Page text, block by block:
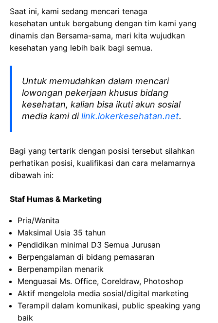
Saat ini, kami sedang mencari tenaga
kesehatan untuk bergabung dengan tim kami yang
dinamis dan Bersama-sama, mari kita wujudkan
kesehatan yang lebih baik bagi semua.
Untuk memudahkan dalam mencari
lowongan pekerjaan khusus bidang
kesehatan, kalian bisa ikuti akun sosial
media kami dilink.lokerkesehatan.net.
Bagi yang tertarik dengan posisi tersebut silahkan
perhatikan posisi, kualifikasi dan cara melamarnya
dibawah ini:
Staf Humas & Marketing
Pria/Wanita
Maksimal Usia 35 tahun
Pendidikan minimal D3 Semua Jurusan
Berpengalaman di bidang pemasaran
Berpenampilan menarik
Menguasai Ms. Office, Coreldraw, Photoshop
Aktif mengelola media sosial/digital marketing
Terampil dalam komunikasi, public speaking yang
baik